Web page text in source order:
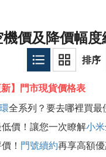
價及降價幅度
】門市現貨價格表
全系列？要去哪裡買最
價！讓您一次瞭解小米
！ 門號續約再享高額